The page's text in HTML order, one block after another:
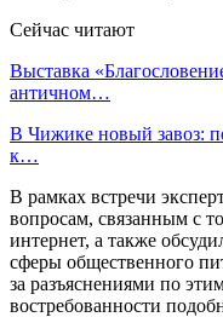
Сейчас читают
Выставка
античном…
В Чижике новый завоз:
к…
В рамках встречи
вопросам, связанным с
интернет, а также
сферы общественного
за разъяснениями по
востребованности